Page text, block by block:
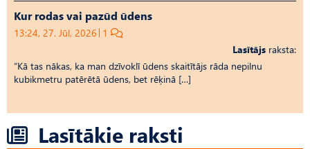
Kur rodas vai pazūd ūdens
13:24, 27. Jūl, 2026 1
Lasītājs raksta:
“Kā tas nākas, ka man dzīvoklī ūdens skaitītājs rāda nepilnu
kubikmetru patērētā ūdens, bet rēķinā […]
Lasītākie raksti